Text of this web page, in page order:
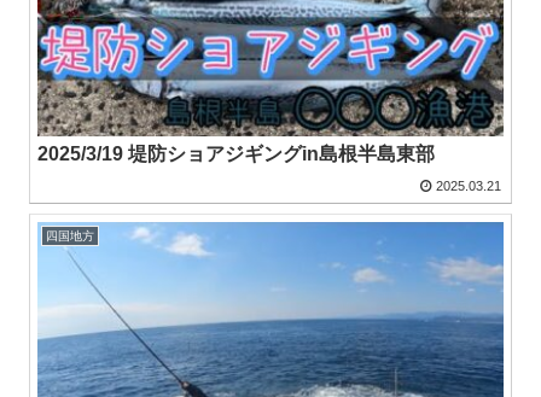
2025/3/19 堤防ショアジギングin島根半島東部
2025.03.21
四国地方